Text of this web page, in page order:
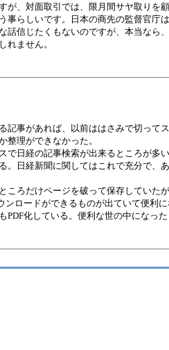
が、対面取引では、限月間サヤ取りを
事らしいです。日本の商先の監督官庁
話信じたくもないのですが、本当なら
れません。
記事があれば、以前ははさみで切って
整理ができなかった。
で日経の記事検索が出来るところが多
。日経新聞に関してはこれで充分で、
ころだけページを破って保存していた
ンロードができるものが出ていて便利
PDF化している。便利な世の中になっ